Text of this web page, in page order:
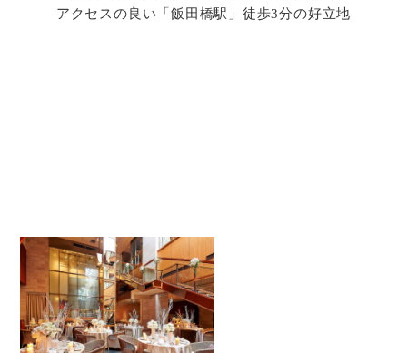
アクセスの良い「飯田橋駅」徒歩3分の好立地